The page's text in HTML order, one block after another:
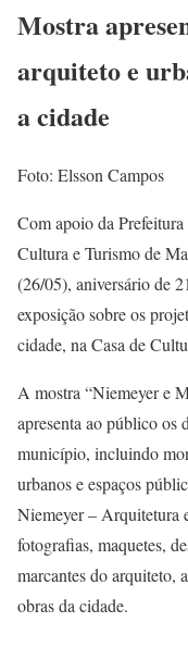
Mostra
arquiteto e
a cidade
Foto: Elsson Campos
Com apoio da
Cultura e Turismo de
(26/05), aniversário de
exposição sobre os
cidade, na Casa de
A mostra “Niemeyer e
apresenta ao público os
município, incluindo
urbanos e espaços
Niemeyer – Arquitetura
fotografias, maquetes,
marcantes do arquiteto,
obras da cidade.